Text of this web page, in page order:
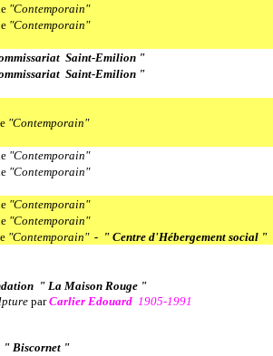
"Contemporain"
"Contemporain"
Saint-Emilion "
Saint-Emilion "
"Contemporain"
"Contemporain"
"Contemporain"
"Contemporain"
"Contemporain"
"Contemporain" - " Centre d'Hébergement social "
" La Maison Rouge "
parCarlier Edouard 1905-1991
Biscornet "